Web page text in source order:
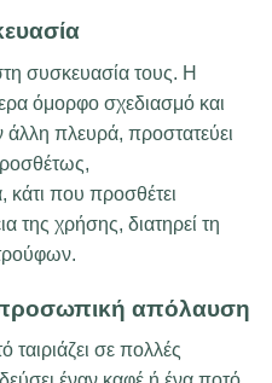
συσκευασία τους. Η
όμορφο σχεδιασμό και
πλευρά, προστατεύει
κάτι που προσθέτει
της χρήσης, διατηρεί τη
προσωπική απόλαυση
σε πολλές